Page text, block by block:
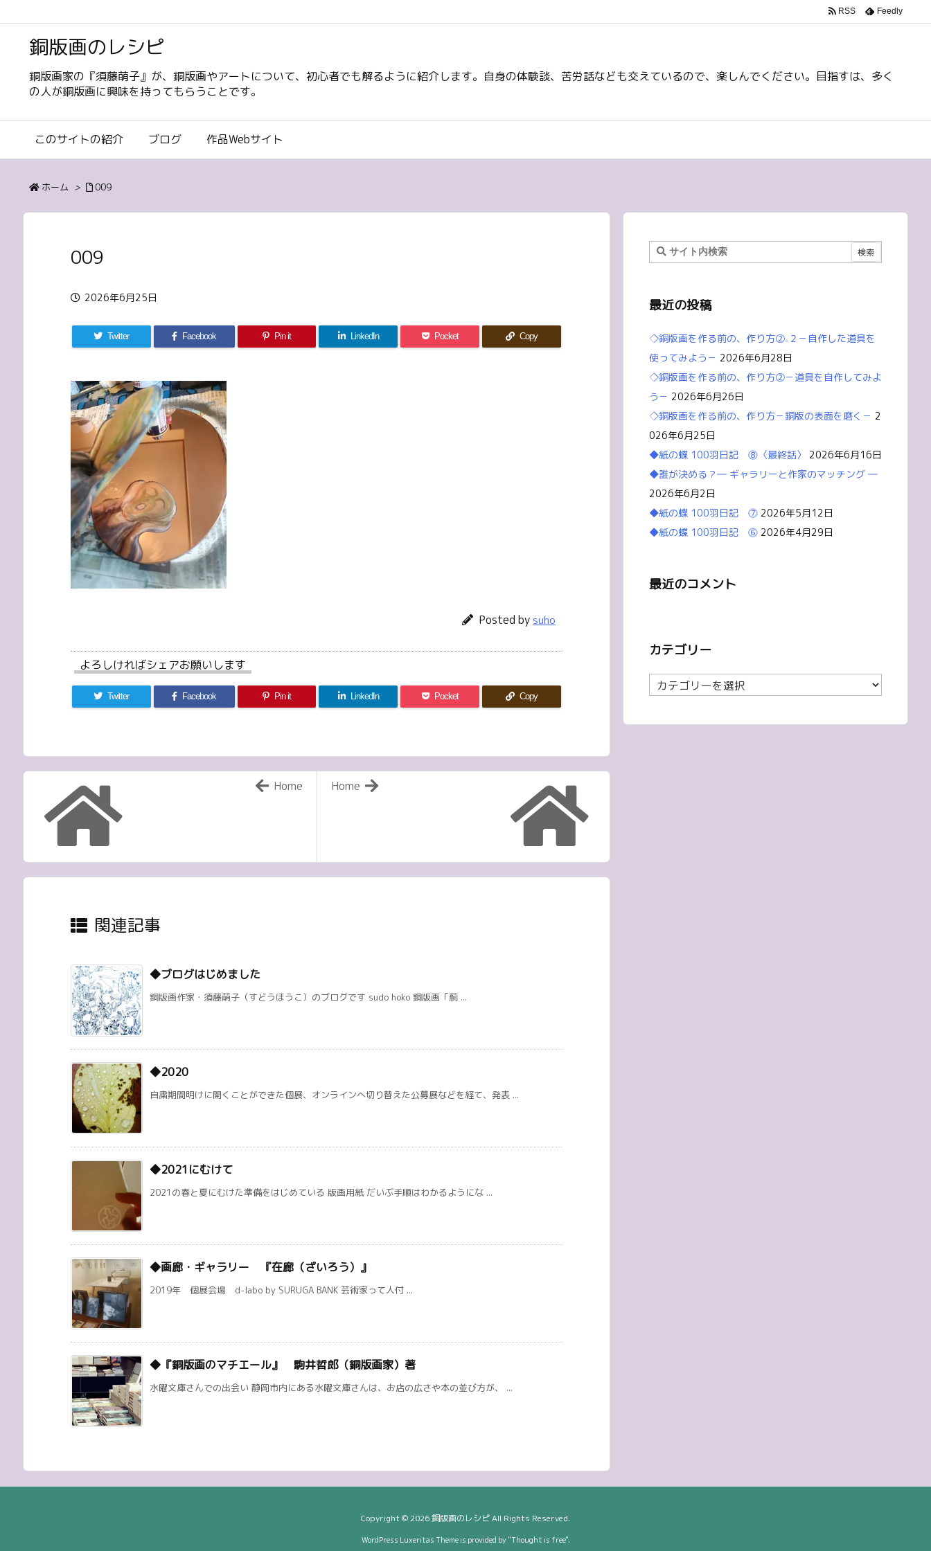
銅版画のレシピ
銅版画家の『須藤萌子』が、銅版画やアートについて、初心者でも解るように紹介します。自身の体験談、苦労話なども交えているので、楽しんでください。目指すは、多く
の人が銅版画に興味を持ってもらうことです。
このサイトの紹介 ブログ 作品Webサイト
RSS Feedly
ホーム > 009
009
2026年6月25日
Twitter Facebook Pin it LinkedIn Pocket Copy
Posted by suho
よろしければシェアお願いします
Twitter Facebook Pin it LinkedIn Pocket Copy
Home
Home
関連記事
◆ブログはじめました
銅版画作家・須藤萌子（すどうほうこ）のブログです sudo hoko 銅版画「薊 ...
◆2020
自粛期間明けに開くことができた個展、オンラインへ切り替えた公募展などを経て、発表 ...
◆2021にむけて
2021の春と夏にむけた準備をはじめている 版画用紙 だいぶ手順はわかるようにな ...
◆画廊・ギャラリー 『在廊（ざいろう）』
2019年 個展会場 d-labo by SURUGA BANK 芸術家って人付 ...
◆『銅版画のマチエール』 駒井哲郎（銅版画家）著
水曜文庫さんでの出会い 静岡市内にある水曜文庫さんは、お店の広さや本の並び方が、 ...
最近の投稿
◇銅版画を作る前の、作り方②₋２－自作した道具を
使ってみよう－ 2026年6月28日
◇銅版画を作る前の、作り方②－道具を自作してみよ
う－ 2026年6月26日
◇銅版画を作る前の、作り方－銅版の表面を磨く－ 2
026年6月25日
◆紙の蝶 100羽日記 ⓼〈最終話〉
2026年6月16日
◆誰が決める？― ギャラリーと作家のマッチング ―
2026年6月2日
◆紙の蝶 100羽日記 ⓻ 2026年5月12日
◆紙の蝶 100羽日記 ⓺ 2026年4月29日
最近のコメント
カテゴリー
カ
テ
リ
Copyright ©2026銅版画のレシピAll Rights Reserved.
WordPress Luxeritas Theme is provided by "Thought is free".